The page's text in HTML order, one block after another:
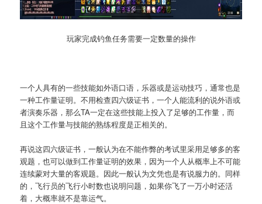
玩家完成钓鱼任务需要一定数量的操作
一个人具有的一些技能如外语口语，乐器或是运动技巧，通常也是
一种工作量证明。不用检查四六级证书，一个人能流利的说外语或
者演奏乐器，那么TA一定在这些技能上投入了足够的工作量，而
且这个工作量与技能的熟练程度是正相关的。
再说这四六级证书，一般认为在不能作弊的考试里采用足够多的客
观题，也可以做到工作量证明的效果，因为一个人从概率上不可能
连续蒙对大量的客观题。因此一般认为文凭也是有说服力的。同样
的，飞行员的飞行小时数也说明问题，如果你飞了一万小时还活
着，大概率就不是靠运气。